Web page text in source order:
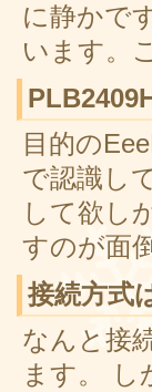
に静かで
います。
目的の
で認識し
して欲し
すのが面
接続方式
なんと接
ます。 し